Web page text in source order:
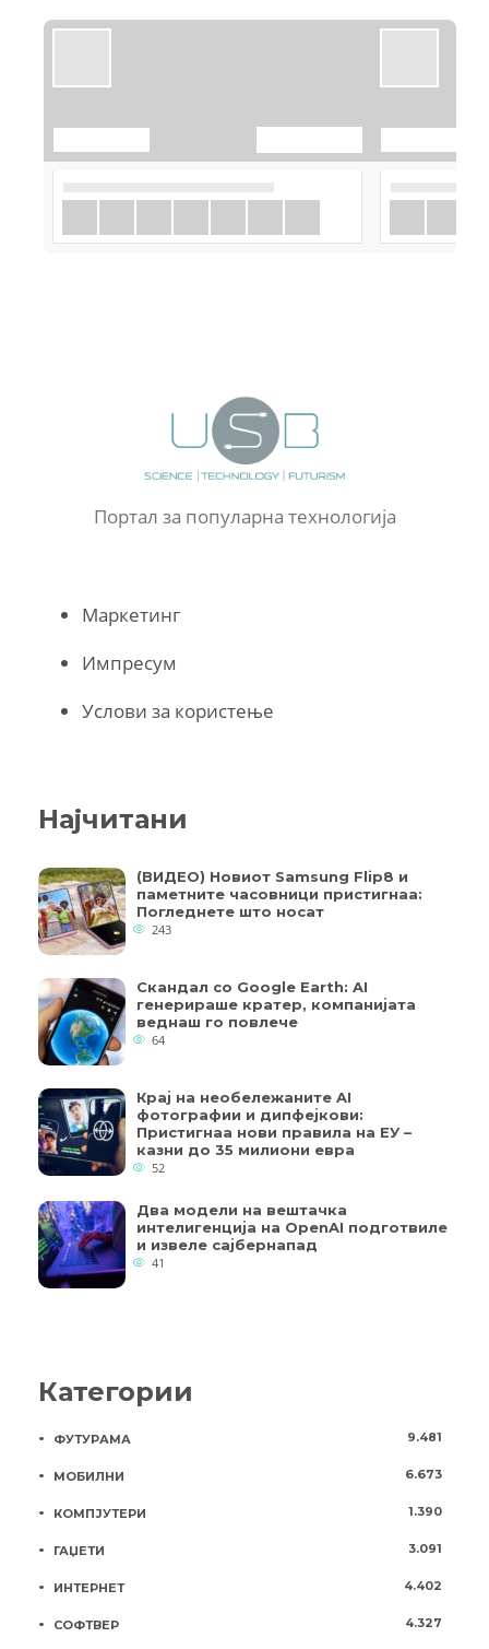
Портал за популарна технологија
Маркетинг
Импресум
Услови за користење
Најчитани
(ВИДЕО) Новиот Samsung Flip8 и
паметните часовници пристигнаа:
Погледнете што носат
243
Скандал со Google Earth: AI
генерираше кратер, компанијата
веднаш го повлече
64
Крај на необележаните AI
фотографии и дипфејкови:
Пристигнаа нови правила на ЕУ –
казни до 35 милиони евра
52
Два модели на вештачка
интелигенција на OpenAI подготвиле
и извеле сајбернапад
41
Категории
ФУТУРАМА 9.481
МОБИЛНИ 6.673
КОМПЈУТЕРИ 1.390
ГАЏЕТИ 3.091
ИНТЕРНЕТ 4.402
СОФТВЕР 4.327